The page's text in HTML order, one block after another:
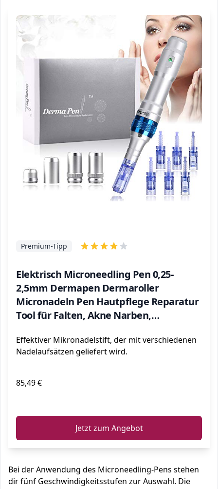
Elektrisch Microneedling Pen 0,25-
2,5mm Dermapen Dermaroller
Micronadeln Pen Hautpflege Reparatur
Tool für Falten, Akne Narben,
12PIN, 36PIN, Nano Round Nadeln
Premium-Tipp
Effektiver Mikronadelstift, der mit verschiedenen
Nadelaufsätzen geliefert wird.
85,49 €
Jetzt zum Angebot
Bei der Anwendung des Microneedling-Pens stehen
dir fünf Geschwindigkeitsstufen zur Auswahl. Die